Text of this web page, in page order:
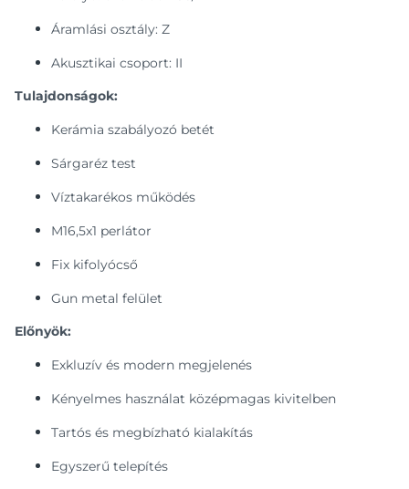
Áramlási osztály: Z
Akusztikai csoport: II
Tulajdonságok:
Kerámia szabályozó betét
Sárgaréz test
Víztakarékos működés
M16,5x1 perlátor
Fix kifolyócső
Gun metal felület
Előnyök:
Exkluzív és modern megjelenés
Kényelmes használat középmagas kivitelben
Tartós és megbízható kialakítás
Egyszerű telepítés